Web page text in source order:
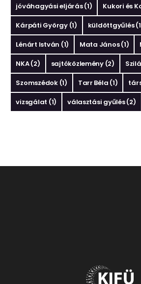
jóváhagyási eljárás(1) Kukori és
Kárpáti György(1) küldöttgyűlés
Lénárt István (1) Mata János(1)
NKA(2) sajtóközlemény(2)
Szomszédok(1) Tarr Béla (1)
vizsgálat (1) választási gyűlés(2)